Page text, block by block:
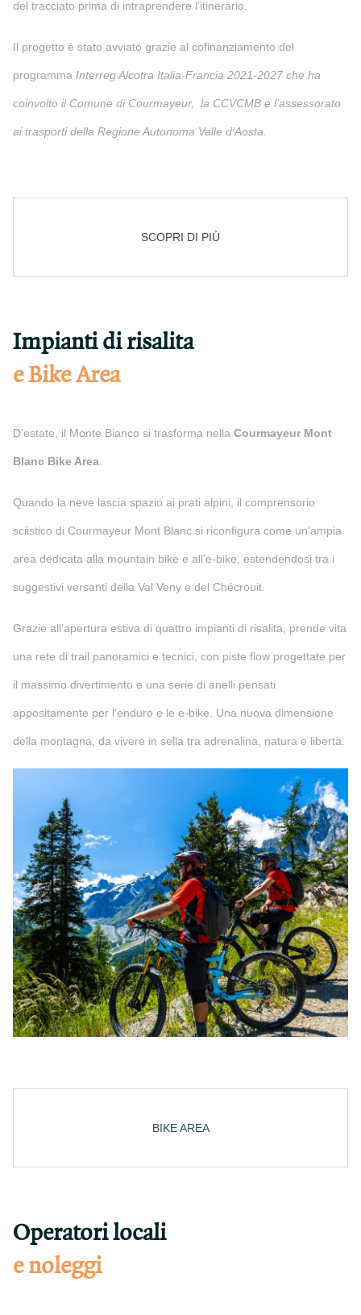
del tracciato prima di intraprendere l’itinerario.
Il progetto è stato avviato grazie al cofinanziamento del
programma Interreg Alcotra Italia-Francia 2021-2027 che ha
coinvolto il Comune di Courmayeur, la CCVCMB e l’assessorato
ai trasporti della Regione Autonoma Valle d’Aosta.
SCOPRI DI PIÙ
Impianti di risalita
e Bike Area
D’estate, il Monte Bianco si trasforma nella Courmayeur Mont
Blanc Bike Area
Quando la neve lascia spazio ai prati alpini, il comprensorio
sciistico di Courmayeur Mont Blanc si riconfigura come un’ampia
area dedicata alla mountain bike e all’e-bike, estendendosi tra i
suggestivi versanti della Val Veny e del Chécrouit.
Grazie all’apertura estiva di quattro impianti di risalita, prende vita
una rete di trail panoramici e tecnici, con piste flow progettate per
il massimo divertimento e una serie di anelli pensati
appositamente per l’enduro e le e-bike. Una nuova dimensione
della montagna, da vivere in sella tra adrenalina, natura e libertà.
BIKE AREA
Operatori locali
e noleggi